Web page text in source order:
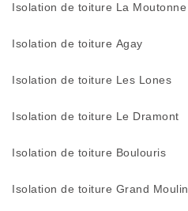
Isolation de toiture La Moutonne
Isolation de toiture Agay
Isolation de toiture Les Lones
Isolation de toiture Le Dramont
Isolation de toiture Boulouris
Isolation de toiture Grand Moulin